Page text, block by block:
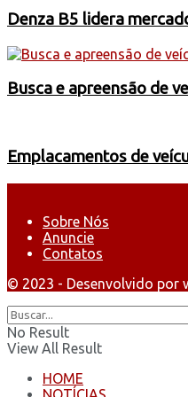
Denza B5 lidera
Busca e apreensão de
Emplacamentos de
Sobre Nós
Anuncie
Contatos
© 2023 - Desenvolvido por
No Result
View All Result
HOME